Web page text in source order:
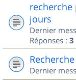
jours
Dernier
Réponses : 3
Dernier